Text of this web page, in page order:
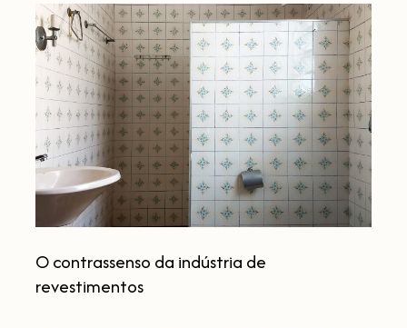
O
contrassenso
da
indústria
de
revestimentos
O contrassenso da indústria de
revestimentos